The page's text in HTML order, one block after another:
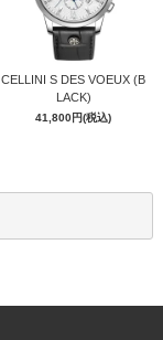
CELLINI S DES VOEUX (B
LACK)
41,800円(税込)